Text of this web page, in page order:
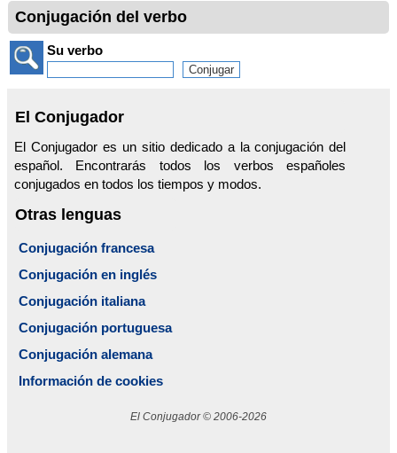
Conjugación del verbo
Su verbo
El Conjugador
El Conjugador es un sitio dedicado a la conjugación del
español. Encontrarás todos los verbos españoles
conjugados en todos los tiempos y modos.
Otras lenguas
Conjugación francesa
Conjugación en inglés
Conjugación italiana
Conjugación portuguesa
Conjugación alemana
Información de cookies
El Conjugador © 2006-2026